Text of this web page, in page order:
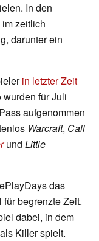
In den
zeitlich
darunter ein
in letzter Zeit
für Juli
aufgenommen
Warcraft, Call
und Little
das
begrenzte Zeit.
dabei, in dem
Killer spielt.